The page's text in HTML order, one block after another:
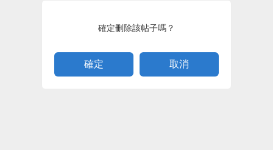
確定刪除該帖子嗎？
取消